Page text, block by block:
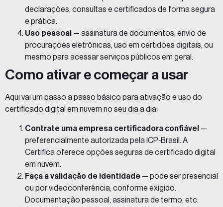
declarações, consultas e certificados de forma segura
e prática.
Uso pessoal — assinatura de documentos, envio de
procurações eletrônicas, uso em certidões digitais, ou
mesmo para acessar serviços públicos em geral.
Como ativar e começar a usar
Aqui vai um passo a passo básico para ativação e uso do
certificado digital em nuvem no seu dia a dia:
Contrate uma empresa certificadora confiável —
preferencialmente autorizada pela ICP‑Brasil. A
Certifica oferece opções seguras de certificado digital
em nuvem.
Faça a validação de identidade — pode ser presencial
ou por videoconferência, conforme exigido.
Documentação pessoal, assinatura de termo, etc.